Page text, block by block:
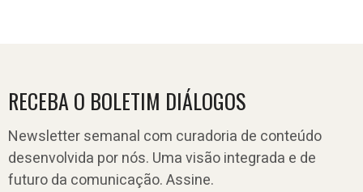
RECEBA O BOLETIM DIÁLOGOS
Newsletter semanal com curadoria de conteúdo
desenvolvida por nós. Uma visão integrada e de
futuro da comunicação. Assine.